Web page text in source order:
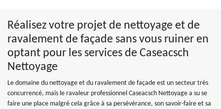
Réalisez votre projet de nettoyage et de
ravalement de façade sans vous ruiner en
optant pour les services de Caseacsch
Nettoyage
Le domaine du nettoyage et du ravalement de façade est un secteur très
concurrencé, mais le ravaleur professionnel Caseacsch Nettoyage a su se
faire une place malgré cela grâce à sa persévérance, son savoir-faire et sa